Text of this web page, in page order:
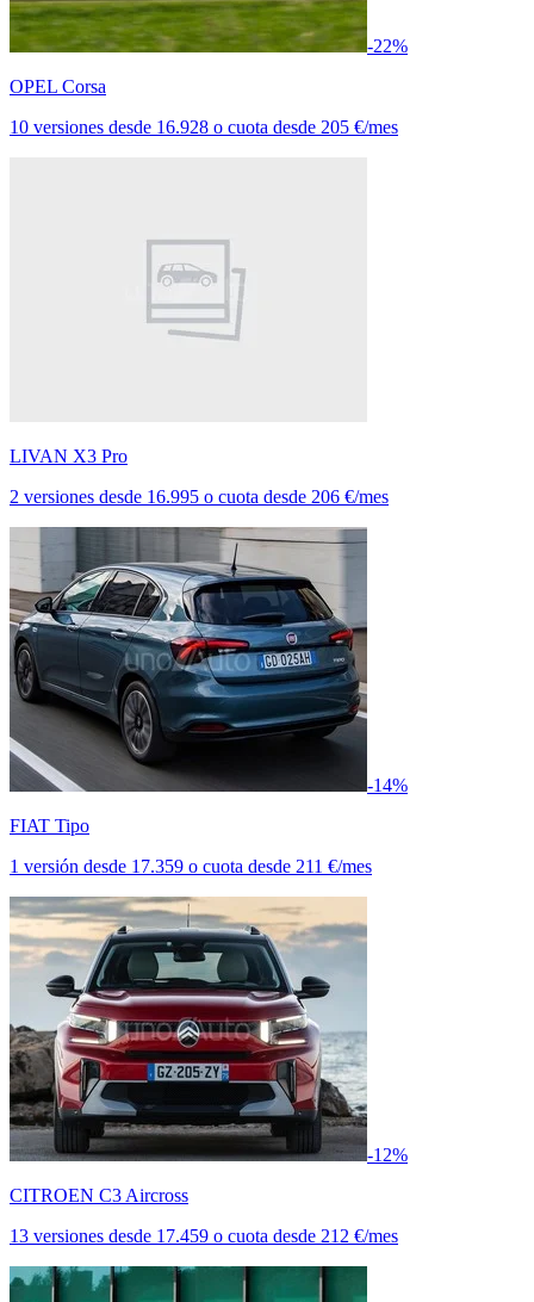
-22%
OPEL Corsa
10 versiones desde 16.928 o cuota desde 205 €/mes
LIVAN X3 Pro
2 versiones desde 16.995 o cuota desde 206 €/mes
-14%
FIAT Tipo
1 versión desde 17.359 o cuota desde 211 €/mes
-12%
CITROEN C3 Aircross
13 versiones desde 17.459 o cuota desde 212 €/mes